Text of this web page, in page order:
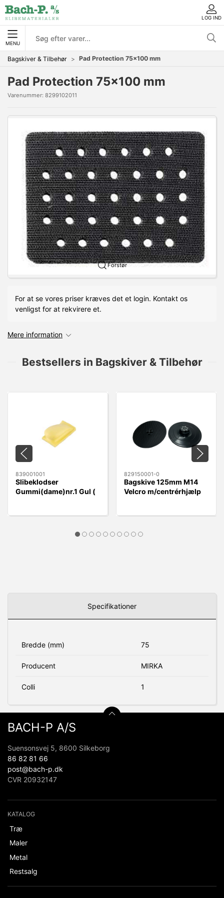
LOG IND
MENU
Bagskiver & Tilbehør Pad Protection 75x100 mm
Pad Protection 75x100 mm
Varenummer: 8299102011
Forstør
For at se vores priser kræves det et login. Kontakt os
venligst for at rekvirere et.
Mere information
Bestsellers in Bagskiver & Tilbehør
839001001
Slibeklodser
Gummi(dame)nr.1 Gul (
829150001-0
Bagskive 125mm M14
Velcro m/centrérhjælp
Specifikationer
Bredde (mm) 75
Producent MIRKA
Colli 1
BACH-P A/S
Suensonsvej 5, 8600 Silkeborg
86 82 81 66
post@bach-p.dk
CVR 20932147
KATALOG
Træ
Maler
Metal
Restsalg